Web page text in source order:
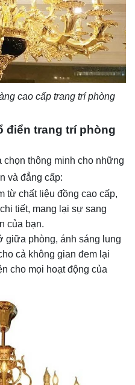
cao cấp trang trí phòng
điển trang trí phòng
thông minh cho những
và đẳng cấp:
từ chất liệu đồng cao cấp,
tiết, mang lại sự sang
của bạn.
giữa phòng, ánh sáng lung
cả không gian đem lại
cho mọi hoạt động của